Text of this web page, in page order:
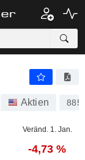
Aktien
Veränd. 1. Jan.
-4,73 %